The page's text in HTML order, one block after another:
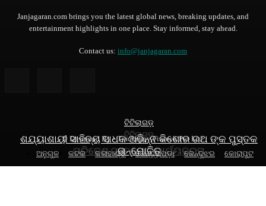
ଟିଟିଲାଗଡ଼
ପରଲୋକ ରେ ବିପିନ ବିହାରୀ ସିହ୍ନା
ଟିଟିଲାଗଡ଼
ପରିବେଶ ସଚେତନତା କାର୍ଯ୍ୟକ୍ରମ
ଟିଟିଲାଗଡ଼
ଶଯ୍ୟାଶାୟୀ ସାହିତ୍ୟ ସାଧକ ଅଭିନ୍ନ କିଶୋର ରଥ ଙ୍କ ପୁସ୍ତକ
ଉନ୍ମୋଚିତ
Janjagaran.com brings you the latest global news, breaking updates, and
entertainment highlights in one place. Stay informed, stay ahead.
Contact us: info@janjagaran.com
© Designed By - Trackepay Fintech Pvt Ltd.
ଅନୁଗୁଳ
କଟକ କଳାହାଣ୍ଡି କେନ୍ଦ୍ରାପଡ଼ା କେନ୍ଦୁଝର କୋରାପୁଟ